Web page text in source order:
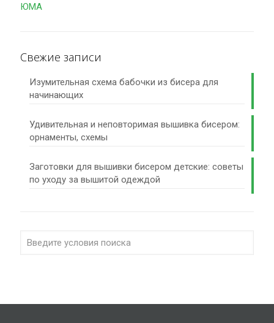
ЮМА
Свежие записи
Изумительная схема бабочки из бисера для
начинающих
Удивительная и неповторимая вышивка бисером:
орнаменты, схемы
Заготовки для вышивки бисером детские: советы
по уходу за вышитой одеждой